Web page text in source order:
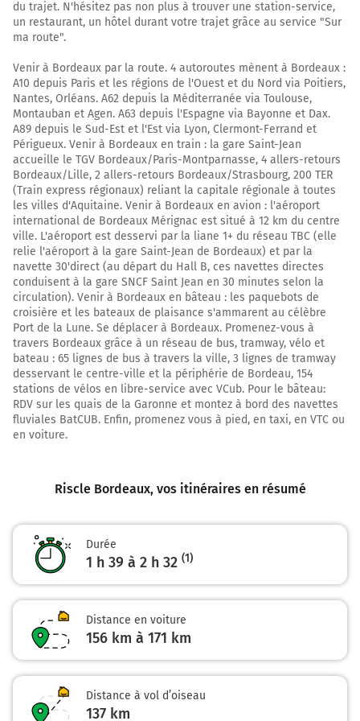
A10
A89
LYON
BORDEAUX
BÈGLES
GARE ST JEAN
A630
Prendre à droite et rejoindre A631. Continuer sur 2,3
kilomètres
21
E72
BORDEAUX-Centre
Gare St JEAN
M.I.N.
165 km
Continuer la voie sur 75 mètres
M.I.N. Bordeaux
167 km
Continuer Boulevard des Frères Moga sur 1,8 kilomètre
Boulevard des Frères Moga
167 km
Prendre à gauche et rejoindre Quai Sainte-Croix.
169 km
169 km
du trajet. N'hésitez pas non plus à trouver une station-service,
un restaurant, un hôtel durant votre trajet grâce au service "Sur
ma route".
Venir à Bordeaux par la route. 4 autoroutes mènent à Bordeaux :
A10 depuis Paris et les régions de l'Ouest et du Nord via Poitiers,
Nantes, Orléans. A62 depuis la Méditerranée via Toulouse,
Montauban et Agen. A63 depuis l'Espagne via Bayonne et Dax.
A89 depuis le Sud-Est et l'Est via Lyon, Clermont-Ferrand et
Périgueux. Venir à Bordeaux en train : la gare Saint-Jean
accueille le TGV Bordeaux/Paris-Montparnasse, 4 allers-retours
Bordeaux/Lille, 2 allers-retours Bordeaux/Strasbourg, 200 TER
(Train express régionaux) reliant la capitale régionale à toutes
les villes d'Aquitaine. Venir à Bordeaux en avion : l'aéroport
international de Bordeaux Mérignac est situé à 12 km du centre
ville. L'aéroport est desservi par la liane 1+ du réseau TBC (elle
relie l'aéroport à la gare Saint-Jean de Bordeaux) et par la
navette 30'direct (au départ du Hall B, ces navettes directes
conduisent à la gare SNCF Saint Jean en 30 minutes selon la
circulation). Venir à Bordeaux en bâteau : les paquebots de
croisière et les bateaux de plaisance s'ammarent au célèbre
Port de la Lune. Se déplacer à Bordeaux. Promenez-vous à
travers Bordeaux grâce à un réseau de bus, tramway, vélo et
bateau : 65 lignes de bus à travers la ville, 3 lignes de tramway
desservant le centre-ville et la périphérie de Bordeau, 154
stations de vélos en libre-service avec VCub. Pour le bâteau:
RDV sur les quais de la Garonne et montez à bord des navettes
fluviales BatCUB. Enfin, promenez vous à pied, en taxi, en VTC ou
en voiture.
Riscle Bordeaux, vos itinéraires en résumé
Durée
1 h 39 à 2 h 32 (1)
Distance en voiture
156 km à 171 km
Distance à vol d’oiseau
137 km